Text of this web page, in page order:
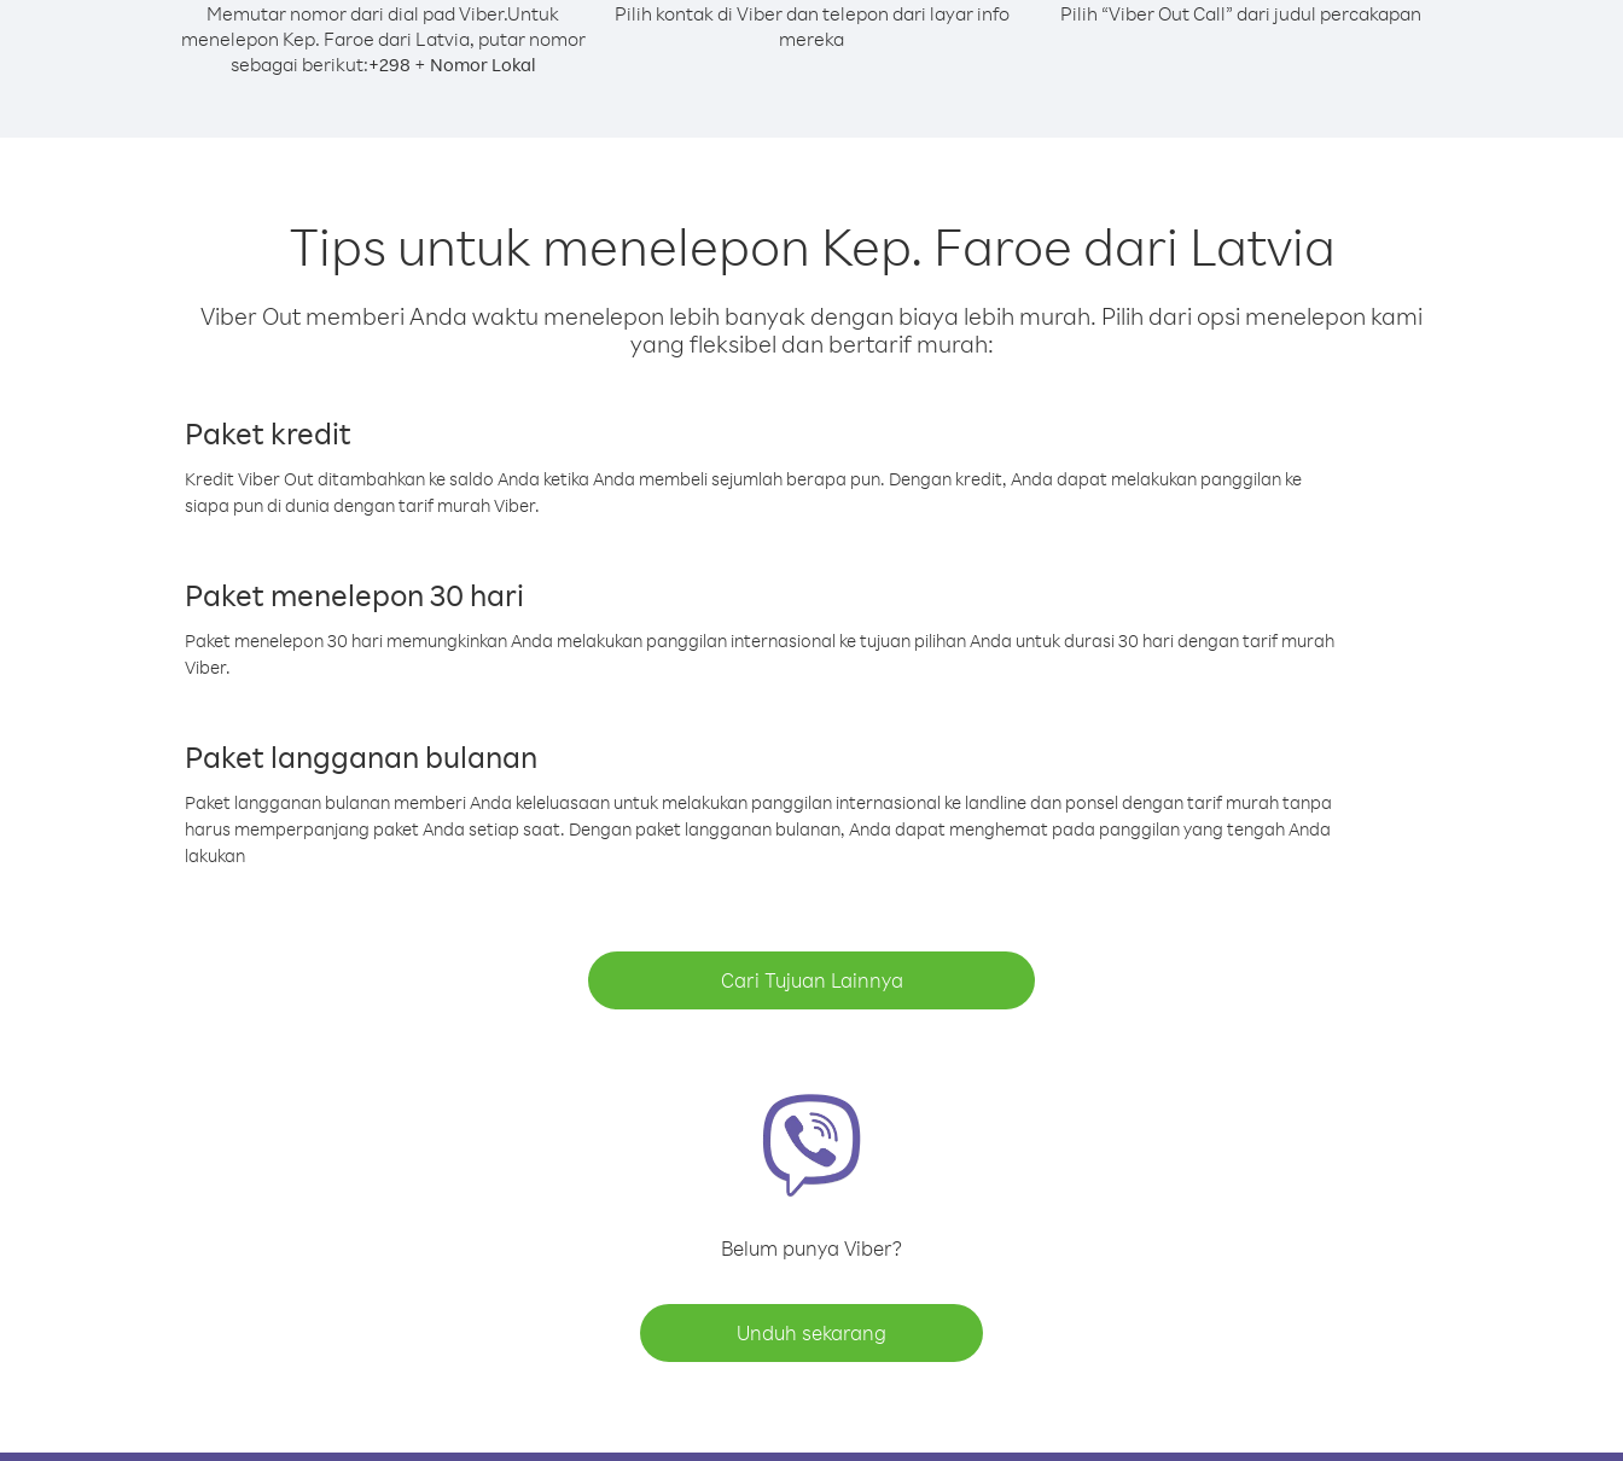
Memutar nomor dari dial pad Viber.Untuk
menelepon Kep. Faroe dari Latvia, putar nomor
sebagai berikut:+298 + Nomor Lokal
Pilih kontak di Viber dan telepon dari layar info
mereka
Pilih “Viber Out Call” dari judul percakapan
Tips untuk menelepon Kep. Faroe dari Latvia
Viber Out memberi Anda waktu menelepon lebih banyak dengan biaya lebih murah. Pilih dari opsi menelepon kami
yang fleksibel dan bertarif murah:
Paket kredit
Kredit Viber Out ditambahkan ke saldo Anda ketika Anda membeli sejumlah berapa pun. Dengan kredit, Anda dapat melakukan panggilan ke
siapa pun di dunia dengan tarif murah Viber.
Paket menelepon 30 hari
Paket menelepon 30 hari memungkinkan Anda melakukan panggilan internasional ke tujuan pilihan Anda untuk durasi 30 hari dengan tarif murah
Viber.
Paket langganan bulanan
Paket langganan bulanan memberi Anda keleluasaan untuk melakukan panggilan internasional ke landline dan ponsel dengan tarif murah tanpa
harus memperpanjang paket Anda setiap saat. Dengan paket langganan bulanan, Anda dapat menghemat pada panggilan yang tengah Anda
lakukan
Cari Tujuan Lainnya
Belum punya Viber?
Unduh sekarang